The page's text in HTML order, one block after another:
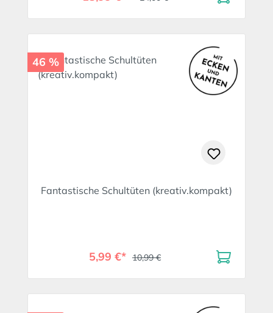
46 %
Fantastische Schultüten (kreativ.kompakt)
5,99 €* 10,99 €